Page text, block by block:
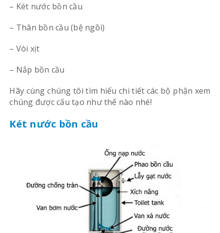
– Két nước bồn cầu
– Thân bồn cầu (bệ ngồi)
– Vòi xịt
– Nắp bồn cầu
Hãy cùng chúng tôi tìm hiểu chi tiết các bộ phận xem
chúng được cấu tạo như thế nào nhé!
Két nước bồn cầu